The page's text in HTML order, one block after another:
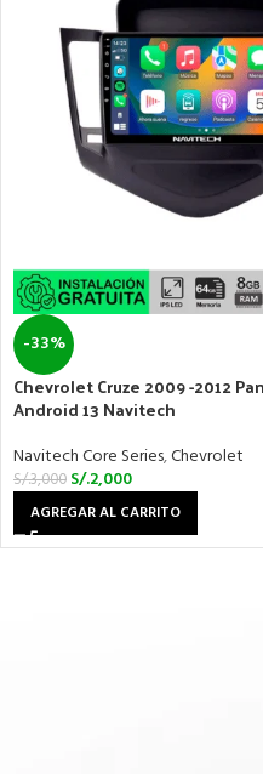
-33%
Chevrolet Cruze 2009 -2012
Android 13 Navitech
Navitech Core Series,Chevrolet
S/.3,000 S/.2,000
AGREGAR AL CARRITO